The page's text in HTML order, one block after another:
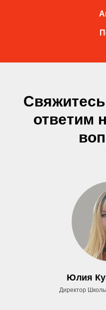
ответим
Юлия
Директор